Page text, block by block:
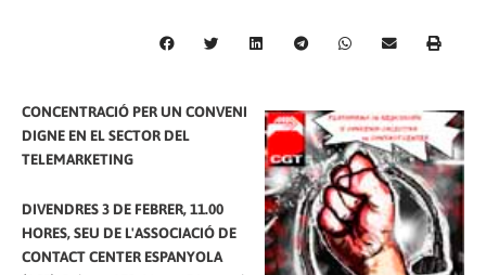
CONCENTRACIÓ PER UN CONVENI
DIGNE EN EL SECTOR DEL
TELEMARKETING
DIVENDRES 3 DE FEBRER, 11.00
HORES, SEU DE L'ASSOCIACIÓ DE
CONTACT CENTER ESPANYOLA